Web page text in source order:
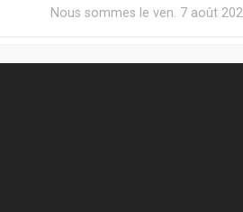
Nous sommes le ven. 7 août